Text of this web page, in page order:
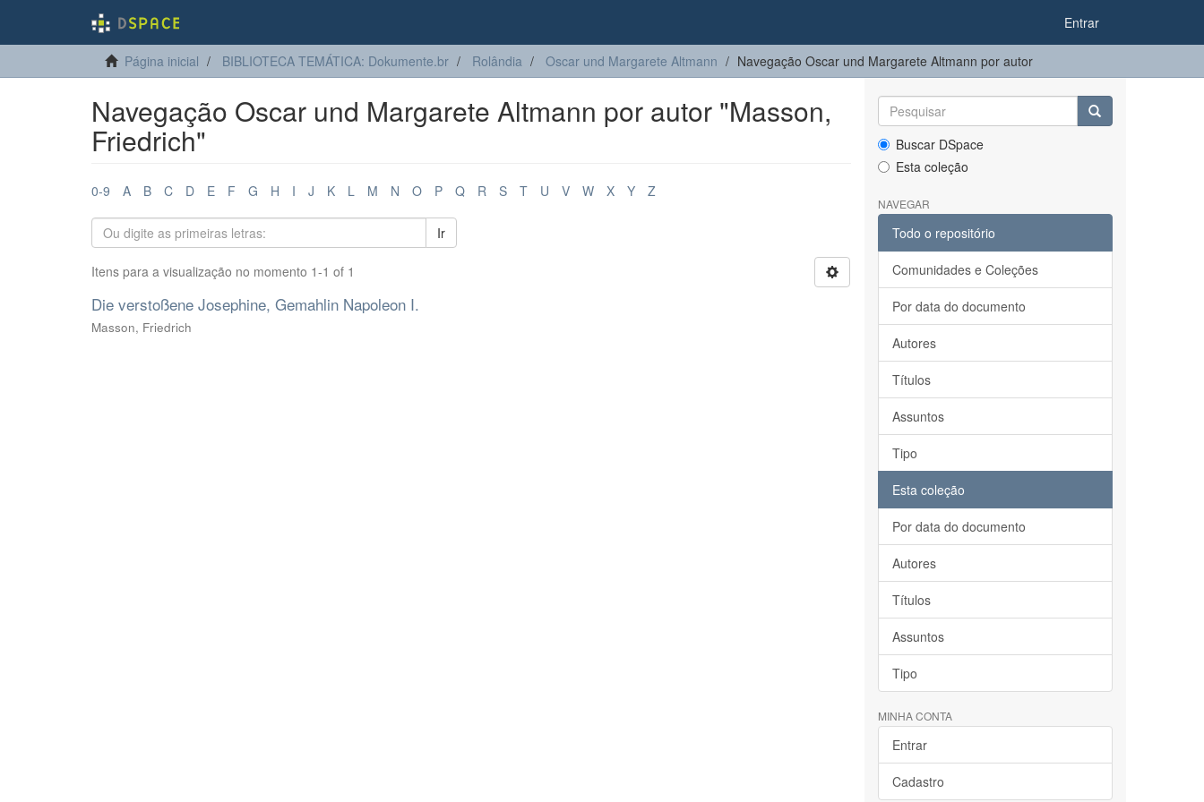
Entrar
Página inicial BIBLIOTECA TEMÁTICA: Dokumente.br Rolândia Oscar und Margarete Altmann Navegação Oscar und Margarete Altmann por autor
Navegação Oscar und Margarete Altmann por autor "Masson,
Friedrich"
0-9 A B C D E F G H I J K L M N O P Q R S T U V W X Y Z
Ir
Itens para a visualização no momento 1-1 of 1
Die verstoßene Josephine, Gemahlin Napoleon I.
Masson, Friedrich
Buscar DSpace
Esta coleção
NAVEGAR
Todo o repositório
Comunidades e Coleções
Por data do documento
Autores
Títulos
Assuntos
Tipo
Esta coleção
Por data do documento
Autores
Títulos
Assuntos
Tipo
MINHA CONTA
Entrar
Cadastro